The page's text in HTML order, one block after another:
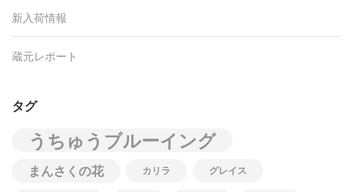
新入荷情報
蔵元レポート
タグ
うちゅうブルーイング
まんさくの花 カリラ グレイス